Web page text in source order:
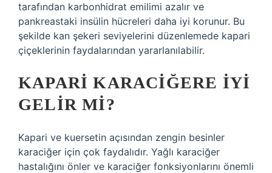
tarafından karbonhidrat emilimi azalır ve
pankreastaki insülin hücreleri daha iyi korunur. Bu
şekilde kan şekeri seviyelerini düzenlemede kapari
çiçeklerinin faydalarından yararlanılabilir.
KAPARI KARACIĞERE IYI
GELIR MI?
Kapari ve kuersetin açısından zengin besinler
karaciğer için çok faydalıdır. Yağlı karaciğer
hastalığını önler ve karaciğer fonksiyonlarını önemli